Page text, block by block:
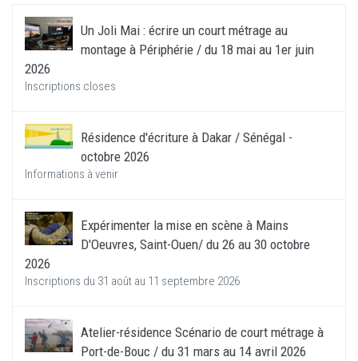
Un Joli Mai : écrire un court métrage au
montage à Périphérie / du 18 mai au 1er juin
2026
Inscriptions closes
Résidence d'écriture à Dakar / Sénégal -
octobre 2026
Informations à venir
Expérimenter la mise en scène à Mains
D'Oeuvres, Saint-Ouen/ du 26 au 30 octobre
2026
Inscriptions du 31 août au 11 septembre 2026
Atelier-résidence Scénario de court métrage à
Port-de-Bouc / du 31 mars au 14 avril 2026